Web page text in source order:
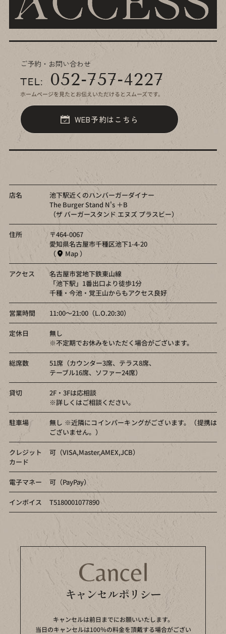
ご予約・お問い合わせ
TEL: 052-757-4227
ホームページを見たとお伝えいただけるとスムーズです。
WEB予約はこちら
店名
池下駅近くのハンバーガーダイナー
The Burger Stand N's ＋B
（ザ バーガースタンド エヌズ プラスビー）
住所
〒464-0067
愛知県名古屋市千種区池下1-4-20
（
Map）
アクセス
名古屋市営地下鉄東山線
「池下駅」1番出口より徒歩1分
千種・今池・覚王山からもアクセス良好
営業時間 11:00～21:00（L.O.20:30）
定休日
無し
※不定期でお休みをいただく場合がございます。
総席数
51席（カウンター3席、テラス8席、
テーブル16席、ソファー24席）
貸切
2F・3Fは応相談
※詳しくはご相談ください。
駐車場
無し ※近隣にコインパーキングがございます。（提携は
ございません。）
クレジット
カード
可（VISA,Master,AMEX,JCB）
電子マネー 可（PayPay）
インボイス T5180001077890
キャンセルポリシー
キャンセルは前日までにお願いいたします。
当日のキャンセルは100％の料金を頂戴する場合がござい